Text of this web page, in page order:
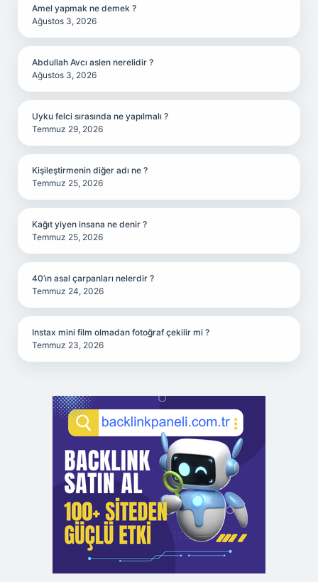
Amel yapmak ne demek ?
Ağustos 3, 2026
Abdullah Avcı aslen nerelidir ?
Ağustos 3, 2026
Uyku felci sırasında ne yapılmalı ?
Temmuz 29, 2026
Kişileştirmenin diğer adı ne ?
Temmuz 25, 2026
Kağıt yiyen insana ne denir ?
Temmuz 25, 2026
40’ın asal çarpanları nelerdir ?
Temmuz 24, 2026
Instax mini film olmadan fotoğraf çekilir mi ?
Temmuz 23, 2026